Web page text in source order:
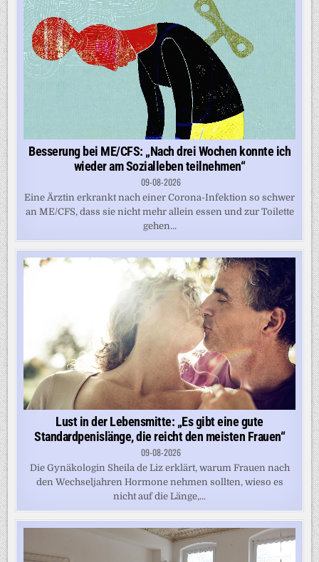
Besserung bei ME/CFS: „Nach drei Wochen konnte ich
wieder am Sozialleben teilnehmen“
09-08-2026
Eine Ärztin erkrankt nach einer Corona-Infektion so schwer
an ME/CFS, dass sie nicht mehr allein essen und zur Toilette
gehen...
Lust in der Lebensmitte: „Es gibt eine gute
Standardpenislänge, die reicht den meisten Frauen“
09-08-2026
Die Gynäkologin Sheila de Liz erklärt, warum Frauen nach
den Wechseljahren Hormone nehmen sollten, wieso es
nicht auf die Länge,...